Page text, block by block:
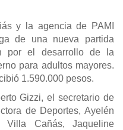
y la agencia de PAMI
de una nueva partida
por el desarrollo de la
para adultos mayores.
1.590.000 pesos.
Gizzi, el secretario de
de Deportes, Ayelén
Cañás, Jaqueline